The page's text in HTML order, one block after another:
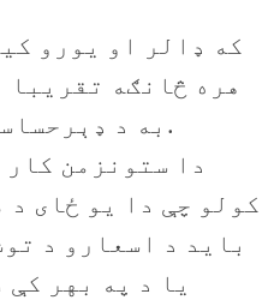
که ډالر او یورو
هره څانګه تقریبا
به د ډېرحساسیت اسعارو پرمخ.
دا ستونزمن
کولو چې دا يو ځای د
بايد د اسعارو د
یا د په بهر